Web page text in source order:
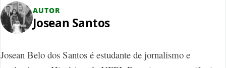
AUTOR
Josean Santos
Josean Belo dos Santos é estudante de jornalismo e